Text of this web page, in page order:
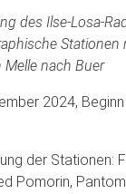
des Ilse-Losa-
Stationen
nach Buer
2024,
der Stationen:
Pomorin,